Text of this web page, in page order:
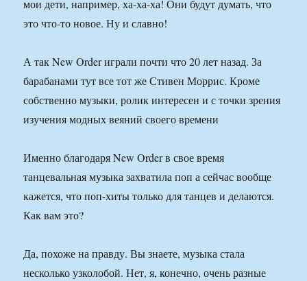
мои дети, например, ха-ха-ха! Они будут думать, что
это что-то новое. Ну и славно!
А так New Order играли почти что 20 лет назад. За
барабанами тут все тот же Стивен Моррис. Кроме
собственно музыки, ролик интересен и с точки зрения
изучения модных веяний своего времени
Именно благодаря New Order в свое время
танцевальная музыка захватила поп а сейчас вообще
кажется, что поп-хиты только для танцев и делаются.
Как вам это?
Да, похоже на правду. Вы знаете, музыка стала
несколько узколобой. Нет, я, конечно, очень разные